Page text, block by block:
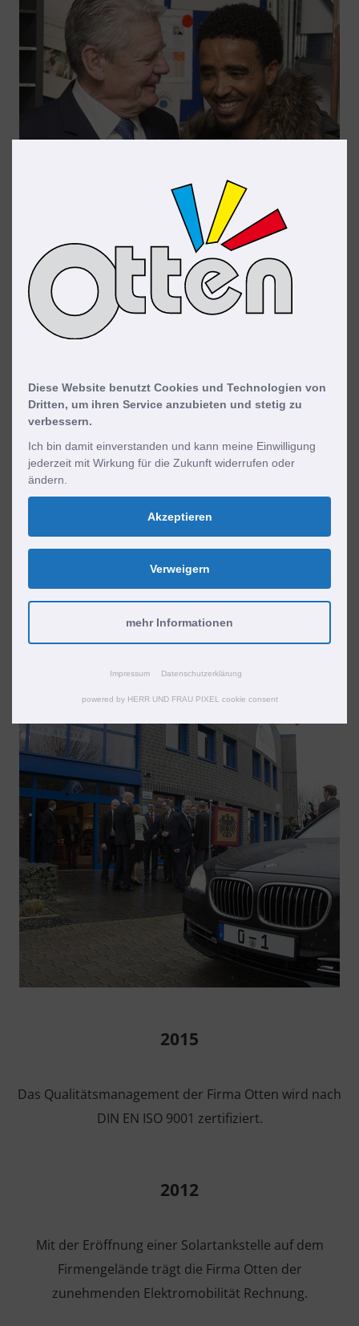
2015
Das Qualitätsmanagement der Firma Otten wird nach
DIN EN ISO 9001 zertifiziert.
2012
Mit der Eröffnung einer Solartankstelle auf dem
Firmengelände trägt die Firma Otten der
zunehmenden Elektromobilität Rechnung.
Diese Website benutzt Cookies und Technologien von
Dritten, um ihren Service anzubieten und stetig zu
verbessern.
Ich bin damit einverstanden und kann meine Einwilligung
jederzeit mit Wirkung für die Zukunft widerrufen oder
ändern.
Akzeptieren
Verweigern
mehr Informationen
Impressum Datenschutzerklärung
powered by HERR UND FRAU PIXEL cookie consent